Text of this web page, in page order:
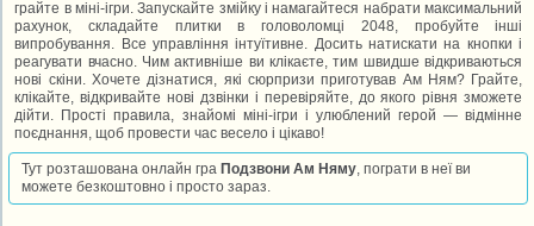
грайте в міні-ігри. Запускайте змійку і намагайтеся набрати максимальний
рахунок, складайте плитки в головоломці 2048, пробуйте інші
випробування. Все управління інтуїтивне. Досить натискати на кнопки і
реагувати вчасно. Чим активніше ви клікаєте, тим швидше відкриваються
нові скіни. Хочете дізнатися, які сюрпризи приготував Ам Ням? Грайте,
клікайте, відкривайте нові дзвінки і перевіряйте, до якого рівня зможете
дійти. Прості правила, знайомі міні-ігри і улюблений герой — відмінне
поєднання, щоб провести час весело і цікаво!
Тут розташована онлайн гра Подзвони Ам Няму, пограти в неї ви
можете безкоштовно і просто зараз.